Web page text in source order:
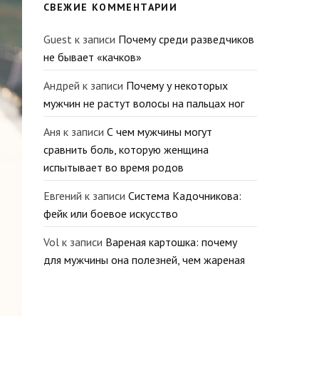
СВЕЖИЕ КОММЕНТАРИИ
Guest к записи Почему среди разведчиков
не бывает «качков»
Андрей к записи Почему у некоторых
мужчин не растут волосы на пальцах ног
Аня к записи С чем мужчины могут
сравнить боль, которую женщина
испытывает во время родов
Евгений к записи Система Кадочникова:
фейк или боевое искусство
Vol к записи Вареная картошка: почему
для мужчины она полезней, чем жареная